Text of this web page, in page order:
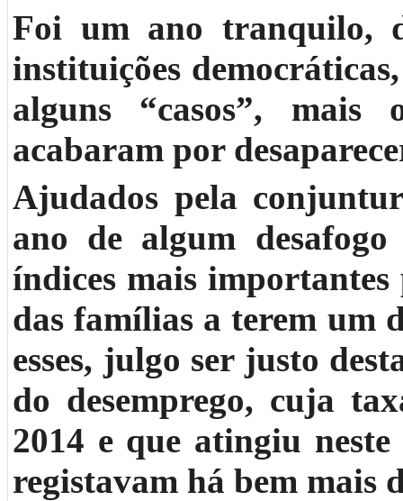
Foi um ano tranquilo,
instituições
alguns “casos”, mais
acabaram por
Ajudados pela
ano de algum desafogo
índices mais importantes
das famílias a terem um
esses, julgo ser justo
do desemprego, cuja
2014 e que atingiu
registavam há bem mais